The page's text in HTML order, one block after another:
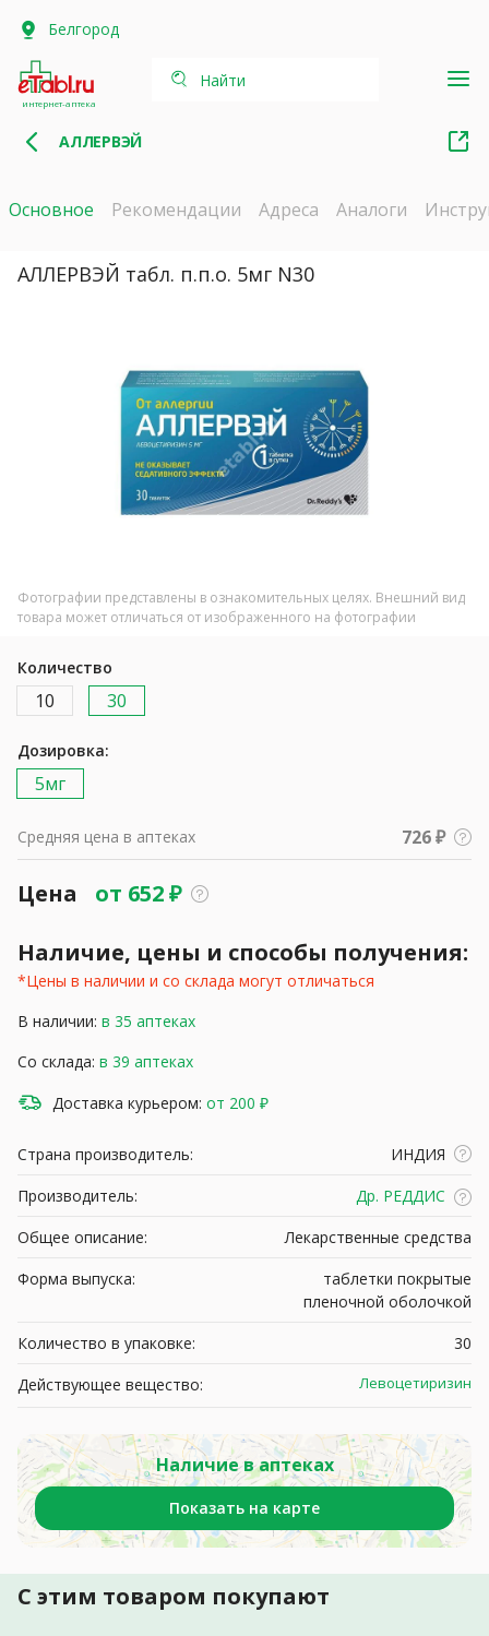
Белгород
интернет-аптека
Найти
АЛЛЕРВЭЙ
Основное Рекомендации Адреса Аналоги
АЛЛЕРВЭЙ табл. п.п.о. 5мг N30
Фотографии представлены в ознакомительных целях. Внешний вид
товара может отличаться от изображенного на фотографии
Количество
10 30
Дозировка:
5мг
Средняя цена в аптеках 726 ₽
Цена от 652₽
Наличие, цены и способы получения:
*Цены в наличии и со склада могут отличаться
В наличии: в 35 аптеках
Со склада: в 39 аптеках
Доставка курьером: от 200 ₽
Страна производитель:
ИНДИЯ
Производитель:
Др. РЕДДИС
Общее описание:
Лекарственные средства
Форма выпуска:
таблетки покрытые
пленочной оболочкой
Количество в упаковке:
30
Действующее вещество:
Левоцетиризин
Наличие в аптеках
Показать на карте
С этим товаром покупают